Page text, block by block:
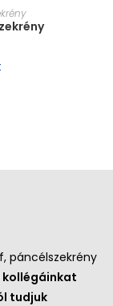
páncélszekrény
kollégáinkat
tudjuk